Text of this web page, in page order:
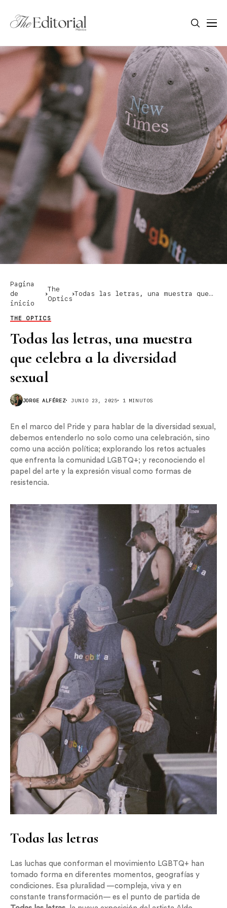
Pagina
de
inicio
The
Optics
Todas las letras, una muestra que
THE OPTICS
Todas las letras, una muestra
que celebra a la diversidad
sexual
JORGE ALFÉREZ JUNIO 23, 2025 1 MINUTOS
En el marco del Pride y para hablar de la diversidad sexual,
debemos entenderlo no solo como una celebración, sino
como una acción política; explorando los retos actuales
que enfrenta la comunidad LGBTQ+; y reconociendo el
papel del arte y la expresión visual como formas de
resistencia.
Todas las letras
Las luchas que conforman el movimiento LGBTQ+ han
tomado forma en diferentes momentos, geografías y
condiciones. Esa pluralidad —compleja, viva y en
constante transformación— es el punto de partida de